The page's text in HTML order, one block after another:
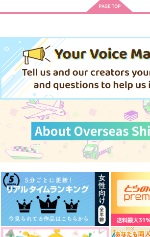
作品詳細
トレイ×リドル
作品詳細
放課後バッドボーイズ
mushroom-people
787円（税込）
オールキャラ
はねがかわいたら
白々ポピー
770 （税込）
レッド×グリーン